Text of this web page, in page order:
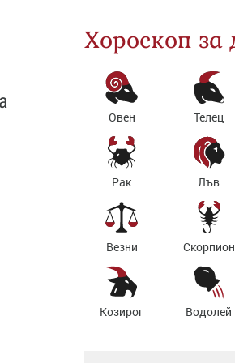
Хороскоп за
Овен Телец
Рак Лъв
Везни Скорпион
Козирог Водолей